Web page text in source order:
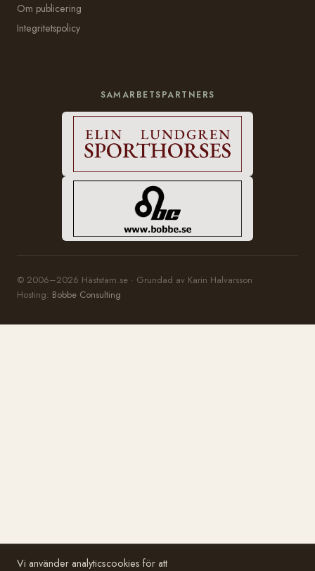
Om publicering
Integritetspolicy
SAMARBETSPARTNERS
© 2006–2026 Häststam.se · Grundad av Karin Halvarsson
Hosting: Bobbe Consulting
Vi använder analyticscookies för att